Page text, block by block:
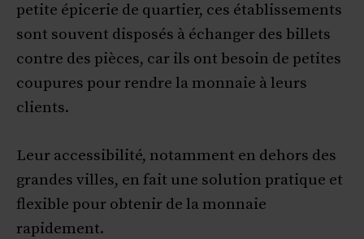
petite épicerie de quartier, ces établissements
sont souvent disposés à échanger des billets
contre des pièces, car ils ont besoin de petites
coupures pour rendre la monnaie à leurs
clients.
Leur accessibilité, notamment en dehors des
grandes villes, en fait une solution pratique et
flexible pour obtenir de la monnaie
rapidement.